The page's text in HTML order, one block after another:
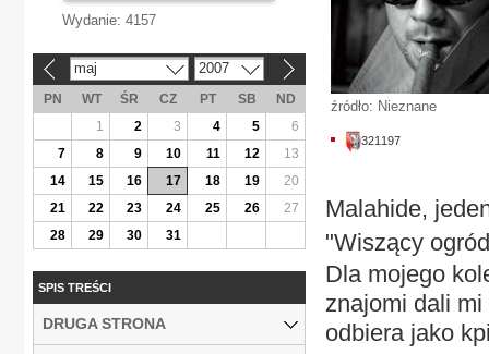
źródło: Nieznane
321197
Malahide,
"Wiszący
Dla mojego
znajomi dali
odbiera jako
Wydanie: 4157
maj 2007
PN WT ŚR CZ PT SB
ND
1
2 3 4 5
6
7
8 9 10 11 12
13
14
15 16 17 18 19
20
21
22 23 24 25 26
27
28
29 30 31
SPIS TREŚCI
DRUGA STRONA